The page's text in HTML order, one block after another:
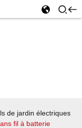
de jardin électriques
fil à batterie